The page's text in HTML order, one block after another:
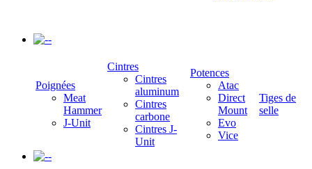
-
Poignées
Meat
Hammer
J-Unit
Cintres
Cintres
aluminum
Cintres
carbone
Cintres J-
Unit
Potences
Atac
Direct
Mount
Evo
Vice
Tiges de
selle
-